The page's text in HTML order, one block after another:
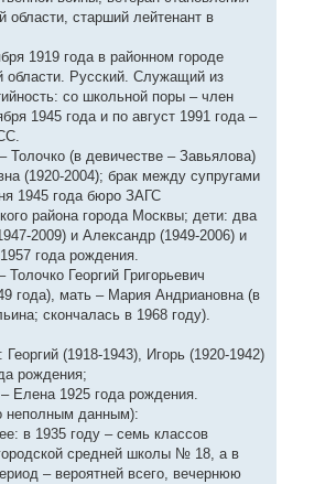
области, старший лейтенант в
1919 года в районном городе
области. Русский. Служащий из
со школьной поры – член
1945 года и по август 1991 года –
Толочко (в девичестве – Завьялова)
(1920-2004); брак между супругами
1945 года бюро ЗАГС
района города Москвы; дети: два
2009) и Александр (1949-2006) и
года рождения.
Толочко Георгий Григорьевич
года), мать – Мария Андриановна (в
скончалась в 1968 году).
(1918-1943), Игорь (1920-1942)
рождения;
Елена 1925 года рождения.
неполным данным):
в 1935 году – семь классов
средней школы № 18, а в
– вероятней всего, вечернюю